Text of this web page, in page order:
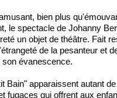
bien plus
le spectacle de Johanny
un objet de théâtre. Fait
de la pesanteur et
son évanescence.
Bain" apparaissent autant
fugaces qui offrent aux